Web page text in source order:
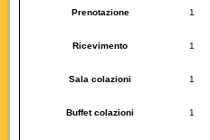
Prenotazione 1
Ricevimento 1
Sala colazioni 1
Buffet colazioni 1